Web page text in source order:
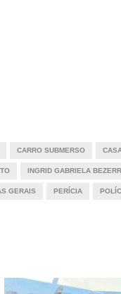
CARRO SUBMERSO
INGRID GABRIELA
GERAIS PERÍCIA